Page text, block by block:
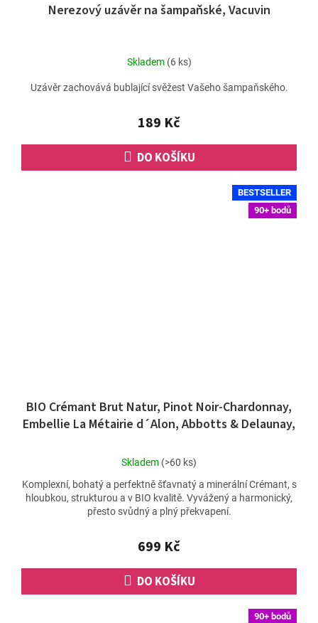
Nerezový uzávěr na šampaňské, Vacuvin
Skladem (6 ks)
189 Kč
DO KOŠÍKU
Uzávěr zachovává bublající svěžest Vašeho šampaňského.
BESTSELLER
90+ bodů
BIO Crémant Brut Natur, Pinot Noir-Chardonnay,
Embellie La Métairie d´Alon, Abbotts & Delaunay,
Průměrné
produktu
je
5,0
5
hvězdiček.
Skladem (>60 ks)
699 Kč
DO KOŠÍKU
Komplexní, bohatý a perfektně šťavnatý a minerální Crémant, s
hloubkou, strukturou a v BIO kvalitě. Vyvážený a harmonický,
přesto svůdný a plný překvapení.
90+ bodů